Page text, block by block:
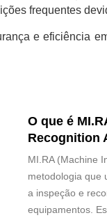
frequentes
e eficiência
O que é
Recognition
MI.RA (Machine
metodologia que
a inspeção e
equipamentos.